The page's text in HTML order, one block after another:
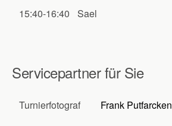
15:40-16:40 Sael
Servicepartner für Sie
Turnierfotograf Frank Putfarcken